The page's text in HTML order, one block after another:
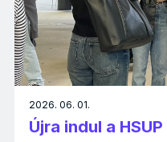
2026. 06. 01.
Újra indul a